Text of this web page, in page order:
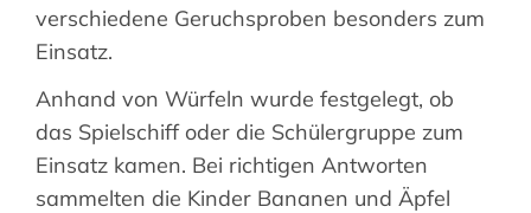
verschiedene Geruchsproben besonders zum
Einsatz.
Anhand von Würfeln wurde festgelegt, ob
das Spielschiff oder die Schülergruppe zum
Einsatz kamen. Bei richtigen Antworten
sammelten die Kinder Bananen und Äpfel